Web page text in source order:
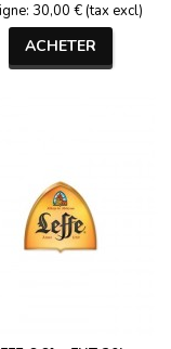
30,00 € (tax excl)
ACHETER